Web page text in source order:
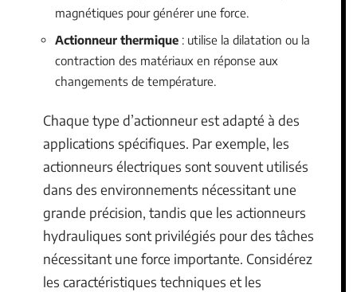
magnétiques pour générer une force.
Actionneur thermique : utilise la dilatation ou la
contraction des matériaux en réponse aux
changements de température.
Chaque type d’actionneur est adapté à des
applications spécifiques. Par exemple, les
actionneurs électriques sont souvent utilisés
dans des environnements nécessitant une
grande précision, tandis que les actionneurs
hydrauliques sont privilégiés pour des tâches
nécessitant une force importante. Considérez
les caractéristiques techniques et les